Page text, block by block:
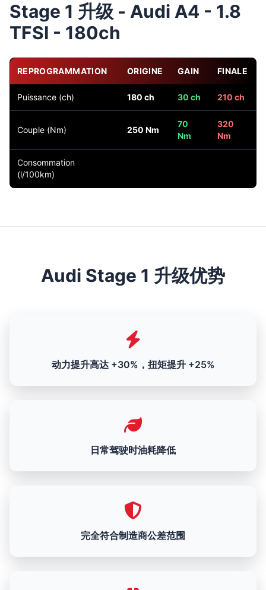
Stage 1 升级 - Audi A4 - 1.8
TFSI - 180ch
REPROGRAMMATION ORIGINE GAIN FINALE
Puissance (ch) 180 ch 30 ch 210 ch
Couple (Nm) 250 Nm
70
Nm
320
Nm
Consommation
(l/100km)
Audi Stage 1 升级优势
动力提升高达 +30%，扭矩提升 +25%
日常驾驶时油耗降低
完全符合制造商公差范围